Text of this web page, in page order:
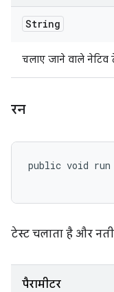
String
चलाए जाने वाले नेटिव
रन
public void
टेस्ट चलाता है और
पैरामीटर